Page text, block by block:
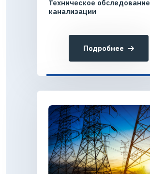
Техническое обследование
канализации
Подробнее